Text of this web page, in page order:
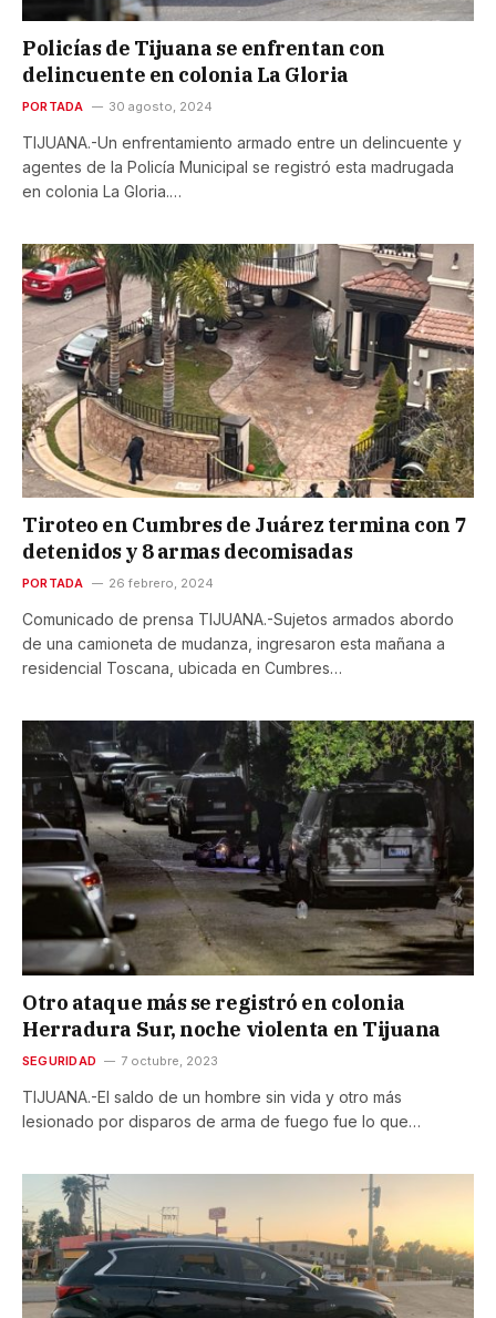
Policías de Tijuana se enfrentan con
delincuente en colonia La Gloria
PORTADA 30 agosto, 2024
TIJUANA.-Un enfrentamiento armado entre un delincuente y
agentes de la Policía Municipal se registró esta madrugada
en colonia La Gloria.…
Tiroteo en Cumbres de Juárez termina con 7
detenidos y 8 armas decomisadas
PORTADA 26 febrero, 2024
Comunicado de prensa TIJUANA.-Sujetos armados abordo
de una camioneta de mudanza, ingresaron esta mañana a
residencial Toscana, ubicada en Cumbres…
Otro ataque más se registró en colonia
Herradura Sur, noche violenta en Tijuana
SEGURIDAD 7 octubre, 2023
TIJUANA.-El saldo de un hombre sin vida y otro más
lesionado por disparos de arma de fuego fue lo que…